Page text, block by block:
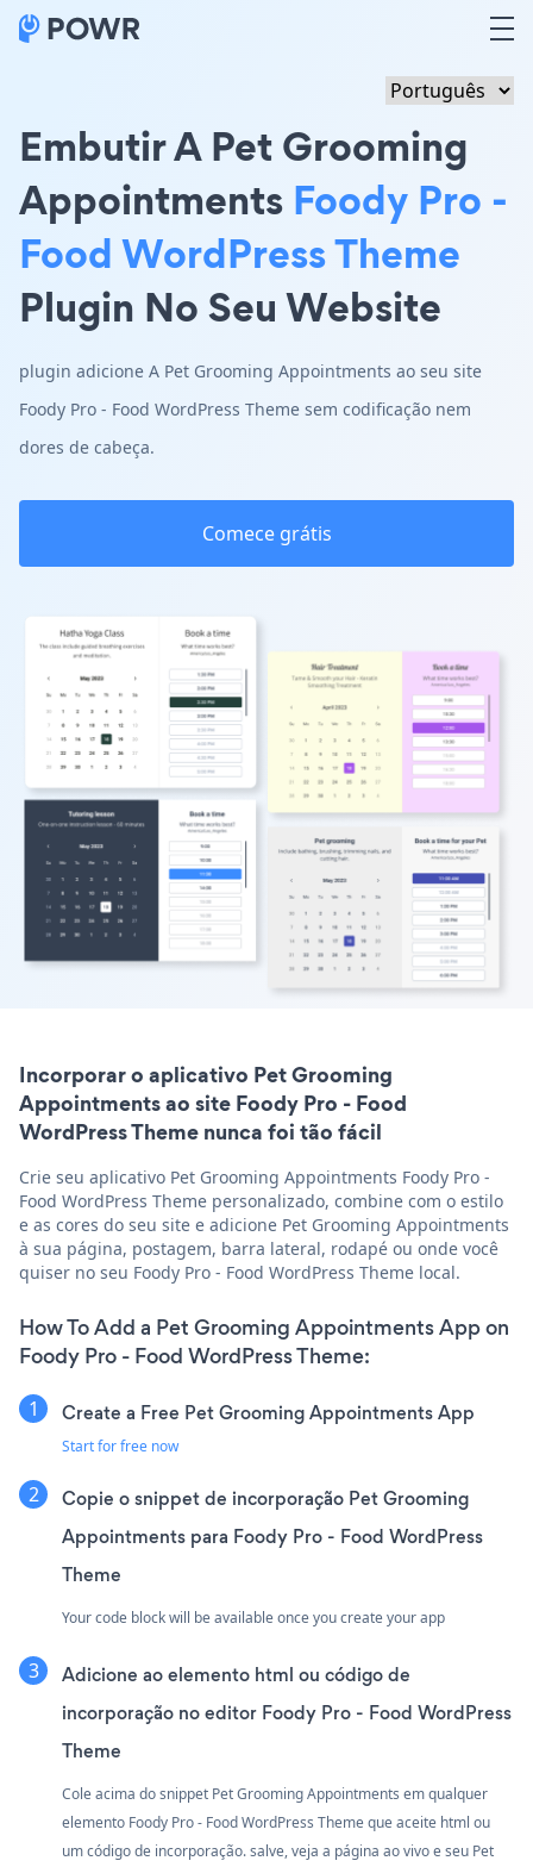
Embutir A Pet Grooming
Appointments Foody Pro -
Food WordPress Theme
Plugin No Seu Website
plugin adicione A Pet Grooming Appointments ao seu site
Foody Pro - Food WordPress Theme sem codificação nem
dores de cabeça.
Comece grátis
Incorporar o aplicativo Pet Grooming
Appointments ao site Foody Pro - Food
WordPress Theme nunca foi tão fácil
Crie seu aplicativo Pet Grooming Appointments Foody Pro -
Food WordPress Theme personalizado, combine com o estilo
e as cores do seu site e adicione Pet Grooming Appointments
à sua página, postagem, barra lateral, rodapé ou onde você
quiser no seu Foody Pro - Food WordPress Theme local.
How To Add a Pet Grooming Appointments App on
Foody Pro - Food WordPress Theme:
Create a Free Pet Grooming Appointments App
Start for free now
Copie o snippet de incorporação Pet Grooming
Appointments para Foody Pro - Food WordPress
Theme
Your code block will be available once you create your app
Adicione ao elemento html ou código de
incorporação no editor Foody Pro - Food WordPress
Theme
Cole acima do snippet Pet Grooming Appointments em qualquer
elemento Foody Pro - Food WordPress Theme que aceite html ou
um código de incorporação. salve, veja a página ao vivo e seu Pet